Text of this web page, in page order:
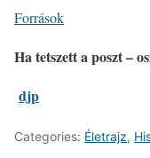
Források
Ha tetszett a poszt –
djp
Categories: Életrajz,